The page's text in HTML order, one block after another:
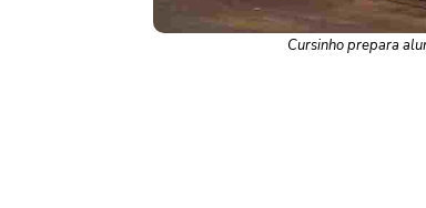
Cursinho prepara